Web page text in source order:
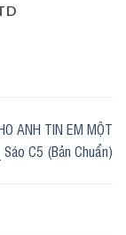
ANH TIN EM MỘT
C5 (Bản Chuẩn)